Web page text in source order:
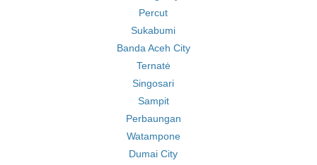
Percut
Sukabumi
Banda Aceh City
Ternatė
Singosari
Sampit
Perbaungan
Watampone
Dumai City